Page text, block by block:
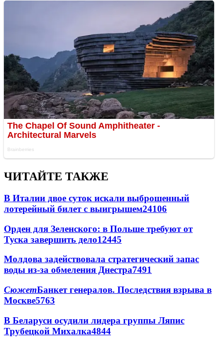
ЧИТАЙТЕ ТАКЖЕ
В Италии двое суток искали выброшенный
лотерейный билет с выигрышем24106
Орден для Зеленского: в Польше требуют от
Туска завершить дело12445
Молдова задействовала стратегический запас
воды из-за обмеления Днестра7491
СюжетБанкет генералов. Последствия взрыва в
Москве5763
В Беларуси осудили лидера группы Ляпис
Трубецкой Михалка4844